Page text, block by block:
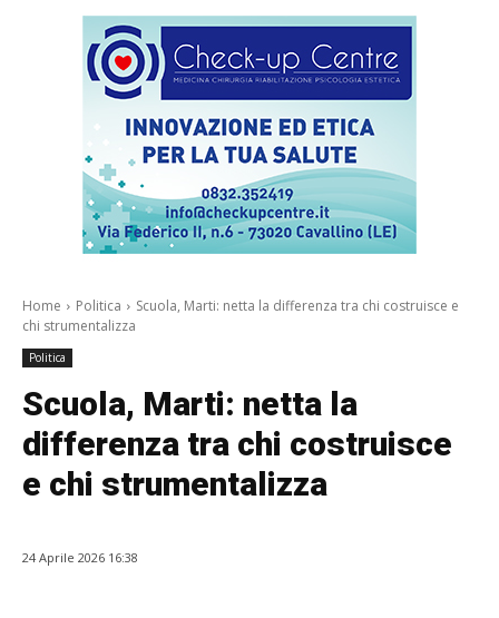
Home Politica
Scuola, Marti: netta la differenza tra chi costruisce e
chi strumentalizza
Politica
Scuola, Marti: netta la
differenza tra chi costruisce
e chi strumentalizza
24 Aprile 2026 16:38